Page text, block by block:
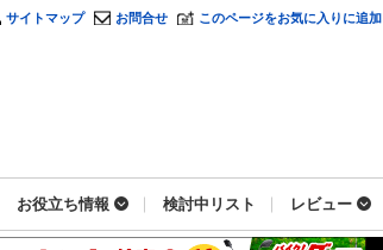
サイトマップ お問合せ このページをお気に入りに追加
お役立ち情報 検討中リスト レビュー